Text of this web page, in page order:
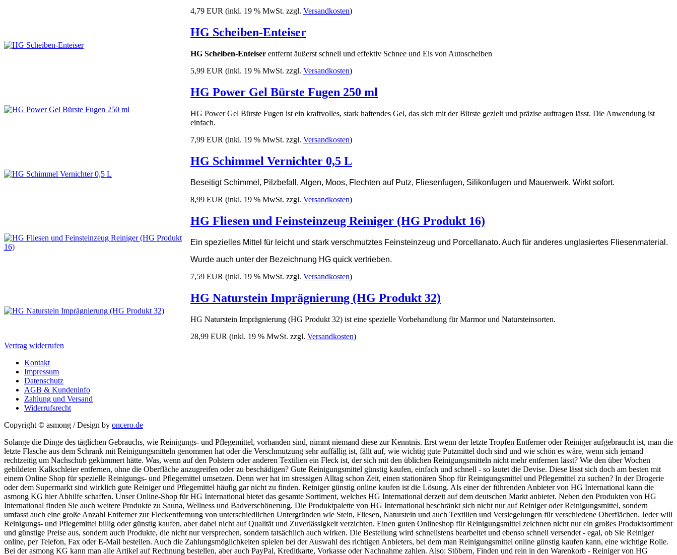
4,79 EUR (inkl. 19 % MwSt. zzgl. Versandkosten)
HG Scheiben-Enteiser
HG Scheiben-Enteiser entfernt äußerst schnell und effektiv Schnee und Eis von Autoscheiben
5,99 EUR (inkl. 19 % MwSt. zzgl. Versandkosten)
HG Power Gel Bürste Fugen 250 ml
HG Power Gel Bürste Fugen ist ein kraftvolles, stark haftendes Gel, das sich mit der Bürste gezielt und präzise auftragen lässt. Die Anwendung ist
einfach.
7,99 EUR (inkl. 19 % MwSt. zzgl. Versandkosten)
HG Schimmel Vernichter 0,5 L
Beseitigt Schimmel, Pilzbefall, Algen, Moos, Flechten auf Putz, Fliesenfugen, Silikonfugen und Mauerwerk. Wirkt sofort.
8,99 EUR (inkl. 19 % MwSt. zzgl. Versandkosten)
HG Fliesen und Feinsteinzeug Reiniger (HG Produkt 16)
Ein spezielles Mittel für leicht und stark verschmutztes Feinsteinzeug und Porcellanato. Auch für anderes unglasiertes Fliesenmaterial.
Wurde auch unter der Bezeichnung HG quick vertrieben.
7,59 EUR (inkl. 19 % MwSt. zzgl. Versandkosten)
HG Naturstein Imprägnierung (HG Produkt 32)
HG Naturstein Imprägnierung (HG Produkt 32) ist eine spezielle Vorbehandlung für Marmor und Natursteinsorten.
28,99 EUR (inkl. 19 % MwSt. zzgl. Versandkosten)
Vertrag widerrufen
Kontakt
Impressum
Datenschutz
AGB & Kundeninfo
Zahlung und Versand
Widerrufsrecht
Copyright © asmong /Design by oncero.de
Solange die Dinge des täglichen Gebrauchs, wie Reinigungs- und Pflegemittel, vorhanden sind, nimmt niemand diese zur Kenntnis. Erst wenn der letzte Tropfen Entferner oder Reiniger aufgebraucht ist, man die
letzte Flasche aus dem Schrank mit Reinigungsmitteln genommen hat oder die Verschmutzung sehr auffällig ist, fällt auf, wie wichtig gute Putzmittel doch sind und wie schön es wäre, wenn sich jemand
rechtzeitig um Nachschub gekümmert hätte. Was, wenn auf den Polstern oder anderen Textilien ein Fleck ist, der sich mit den üblichen Reinigungsmitteln nicht mehr entfernen lässt? Wie den über Wochen
gebildeten Kalkschleier entfernen, ohne die Oberfläche anzugreifen oder zu beschädigen? Gute Reinigungsmittel günstig kaufen, einfach und schnell - so lautet die Devise. Diese lässt sich doch am besten mit
einem Online Shop für spezielle Reinigungs- und Pflegemittel umsetzen. Denn wer hat im stressigen Alltag schon Zeit, einen stationären Shop für Reinigungsmittel und Pflegemittel zu suchen? In der Drogerie
oder dem Supermarkt sind wirklich gute Reiniger und Pflegemittel häufig gar nicht zu finden. Reiniger günstig online kaufen ist die Lösung. Als einer der führenden Anbieter von HG International kann die
asmong KG hier Abhilfe schaffen. Unser Online-Shop für HG International bietet das gesamte Sortiment, welches HG International derzeit auf dem deutschen Markt anbietet. Neben den Produkten von HG
International finden Sie auch weitere Produkte zu Sauna, Wellness und Badverschönerung. Die Produktpalette von HG International beschränkt sich nicht nur auf Reiniger oder Reinigungsmittel, sondern
umfasst auch eine große Anzahl Entferner zur Fleckentfernung von unterschiedlichen Untergründen wie Stein, Fliesen, Naturstein und auch Textilien und Versiegelungen für verschiedene Oberflächen. Jeder will
Reinigungs- und Pflegemittel billig oder günstig kaufen, aber dabei nicht auf Qualität und Zuverlässigkeit verzichten. Einen guten Onlineshop für Reinigungsmittel zeichnen nicht nur ein großes Produktsortiment
und günstige Preise aus, sondern auch Produkte, die nicht nur versprechen, sondern tatsächlich auch wirken. Die Bestellung wird schnellstens bearbeitet und ebenso schnell versendet - egal, ob Sie Reiniger
online, per Telefon, Fax oder E-Mail bestellen. Auch die Zahlungsmöglichkeiten spielen bei der Auswahl des richtigen Anbieters, bei dem man Reinigungsmittel online günstig kaufen kann, eine wichtige Rolle.
Bei der asmong KG kann man alle Artikel auf Rechnung bestellen, aber auch PayPal, Kreditkarte, Vorkasse oder Nachnahme zahlen. Also: Stöbern, Finden und rein in den Warenkorb - Reiniger von HG